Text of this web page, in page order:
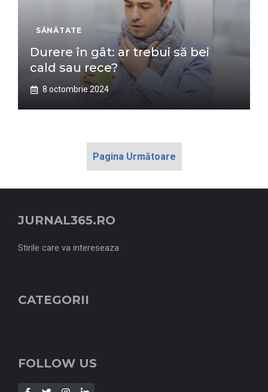
SĂNĂTATE
Durere în gât: ar trebui să bei
cald sau rece?
8 octombrie 2024
Pagina Următoare
JURNAL365.RO
Stirile care va intereseaza
CATEGORII
FOLLOW US